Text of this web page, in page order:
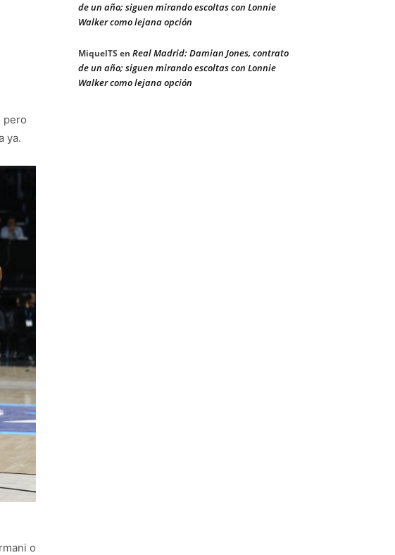
pero
ya.
o
de un año; siguen mirando escoltas con Lonnie
Walker como lejana opción
MiquelTS en Real Madrid: Damian Jones, contrato
de un año; siguen mirando escoltas con Lonnie
Walker como lejana opción